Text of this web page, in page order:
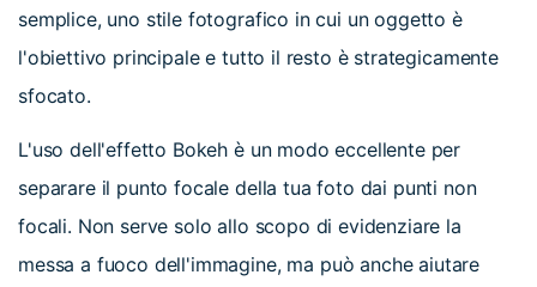
semplice, uno stile fotografico in cui un oggetto è
l'obiettivo principale e tutto il resto è strategicamente
sfocato.
L'uso dell'effetto Bokeh è un modo eccellente per
separare il punto focale della tua foto dai punti non
focali. Non serve solo allo scopo di evidenziare la
messa a fuoco dell'immagine, ma può anche aiutare